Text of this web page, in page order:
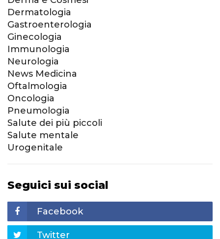
Dermatologia
Gastroenterologia
Ginecologia
Immunologia
Neurologia
News Medicina
Oftalmologia
Oncologia
Pneumologia
Salute dei più piccoli
Salute mentale
Urogenitale
Seguici sui social
Facebook
Twitter